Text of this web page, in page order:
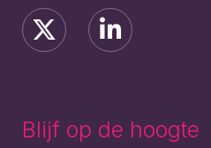
Blijf op de hoogte